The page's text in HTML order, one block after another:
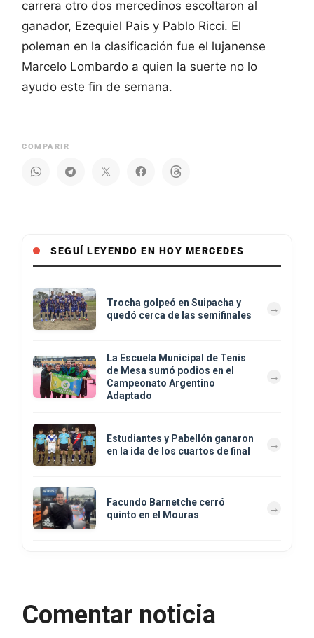
carrera otro dos mercedinos escoltaron al
ganador, Ezequiel Pais y Pablo Ricci. El
poleman en la clasificación fue el lujanense
Marcelo Lombardo a quien la suerte no lo
ayudo este fin de semana.
COMPARIR
SEGUÍ LEYENDO EN HOY MERCEDES
Trocha golpeó en Suipacha y
quedó cerca de las semifinales
La Escuela Municipal de Tenis
de Mesa sumó podios en el
Campeonato Argentino
Adaptado
Estudiantes y Pabellón ganaron
en la ida de los cuartos de final
Facundo Barnetche cerró
quinto en el Mouras
Comentar noticia